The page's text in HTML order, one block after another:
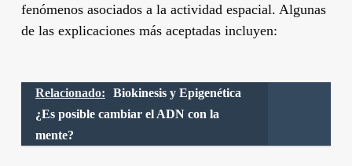
fenómenos asociados a la actividad espacial. Algunas
de las explicaciones más aceptadas incluyen:
Relacionado:
Biokinesis y Epigenética
¿Es posible cambiar el ADN con la
mente?